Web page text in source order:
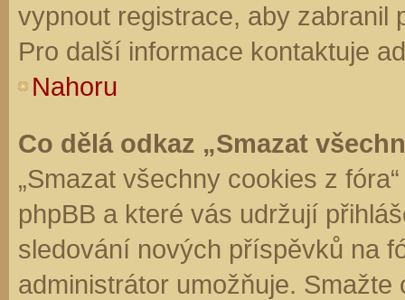
vypnout registrace, aby zabranil
Pro další informace kontaktuje
Nahoru
Co dělá odkaz „Smazat
„Smazat všechny cookies z
phpBB a které vás udržují
sledování nových příspěvků na
administrátor umožňuje.